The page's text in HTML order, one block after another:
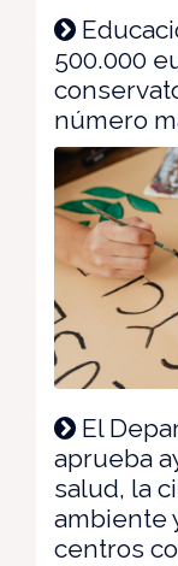
500.000
número
El
aprueba
salud, la
ambiente
centros